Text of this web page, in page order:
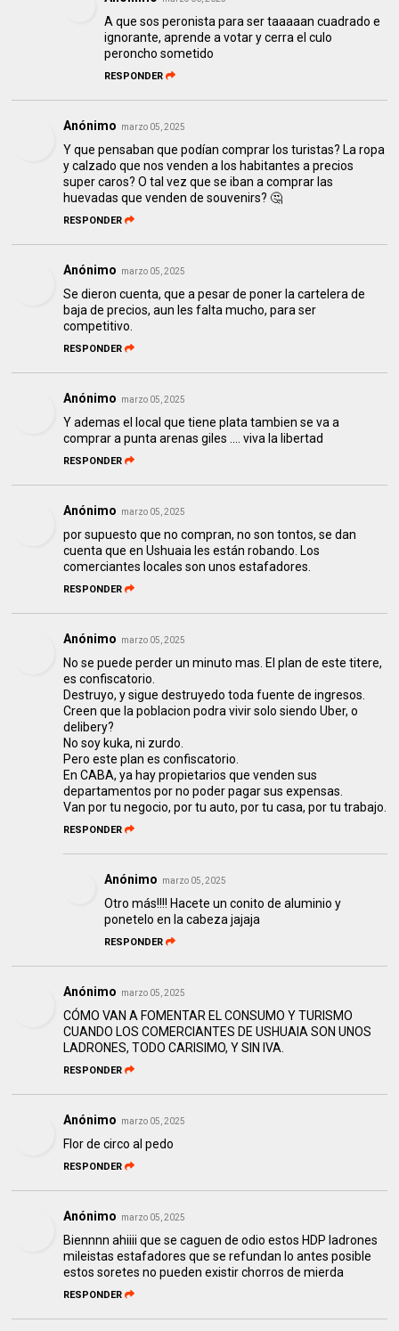
A que sos peronista para ser taaaaan cuadrado e
ignorante, aprende a votar y cerra el culo
peroncho sometido
RESPONDER
Anónimo marzo 05, 2025
Y que pensaban que podían comprar los turistas? La ropa
y calzado que nos venden a los habitantes a precios
super caros? O tal vez que se iban a comprar las
huevadas que venden de souvenirs? 🤔
RESPONDER
Anónimo marzo 05, 2025
Se dieron cuenta, que a pesar de poner la cartelera de
baja de precios, aun les falta mucho, para ser
competitivo.
RESPONDER
Anónimo marzo 05, 2025
Y ademas el local que tiene plata tambien se va a
comprar a punta arenas giles .... viva la libertad
RESPONDER
Anónimo marzo 05, 2025
por supuesto que no compran, no son tontos, se dan
cuenta que en Ushuaia les están robando. Los
comerciantes locales son unos estafadores.
RESPONDER
Anónimo marzo 05, 2025
No se puede perder un minuto mas. El plan de este titere,
es confiscatorio.
Destruyo, y sigue destruyedo toda fuente de ingresos.
Creen que la poblacion podra vivir solo siendo Uber, o
delibery?
No soy kuka, ni zurdo.
Pero este plan es confiscatorio.
En CABA, ya hay propietarios que venden sus
departamentos por no poder pagar sus expensas.
Van por tu negocio, por tu auto, por tu casa, por tu trabajo.
RESPONDER
Anónimo marzo 05, 2025
Otro más!!!! Hacete un conito de aluminio y
ponetelo en la cabeza jajaja
RESPONDER
Anónimo marzo 05, 2025
CÓMO VAN A FOMENTAR EL CONSUMO Y TURISMO
CUANDO LOS COMERCIANTES DE USHUAIA SON UNOS
LADRONES, TODO CARISIMO, Y SIN IVA.
RESPONDER
Anónimo marzo 05, 2025
Flor de circo al pedo
RESPONDER
Anónimo marzo 05, 2025
Biennnn ahiiii que se caguen de odio estos HDP ladrones
mileistas estafadores que se refundan lo antes posible
estos soretes no pueden existir chorros de mierda
RESPONDER